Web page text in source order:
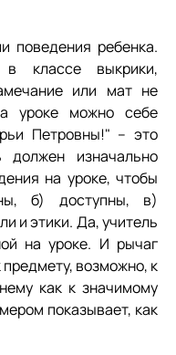
поведения ребенка.
классе выкрики,
или мат не
уроке можно себе
Петровны!" – это
изначально
на уроке, чтобы
б) доступны, в)
и этики. Да, учитель
на уроке. И рычаг
предмету, возможно, к
как к значимому
показывает, как